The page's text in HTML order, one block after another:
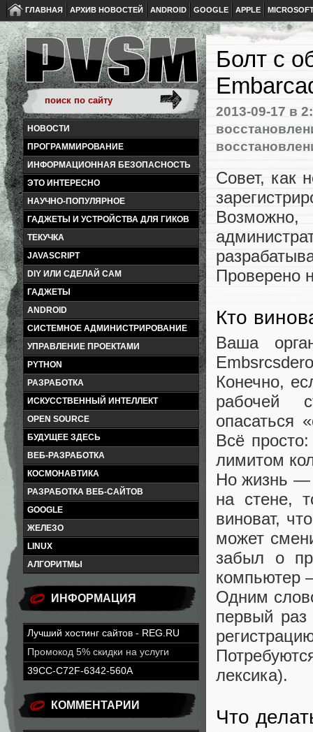
ГЛАВНАЯ АРХИВ НОВОСТЕЙ ANDROID GOOGLE APPLE
НОВОСТИ
ПРОГРАММИРОВАНИЕ
ИНФОРМАЦИОННАЯ БЕЗОПАСНОСТЬ
ЭТО ИНТЕРЕСНО
НАУЧНО-ПОПУЛЯРНОЕ
ГАДЖЕТЫ И УСТРОЙСТВА ДЛЯ ГИКОВ
ТЕКУЧКА
JAVASCRIPT
DIY ИЛИ СДЕЛАЙ САМ
ГАДЖЕТЫ
ANDROID
СИСТЕМНОЕ АДМИНИСТРИРОВАНИЕ
УПРАВЛЕНИЕ ПРОЕКТАМИ
PYTHON
РАЗРАБОТКА
ИСКУССТВЕННЫЙ ИНТЕЛЛЕКТ
OPEN SOURCE
БУДУЩЕЕ ЗДЕСЬ
ВЕБ-РАЗРАБОТКА
КОСМОНАВТИКА
РАЗРАБОТКА ВЕБ-САЙТОВ
GOOGLE
ЖЕЛЕЗО
LINUX
АЛГОРИТМЫ
ИНФОРМАЦИЯ
Лучший хостинг сайтов - REG.RU
Промокод 5% скидки на услуги
39CC-C72F-6342-560A
КОММЕНТАРИИ
Болт с
2013-09-17 в
Совет, как
Проверено
Кто
Ваша
Конечно,
рабочей
опасаться
Всё
лимитом
Но жизнь —
на стене,
виноват,
может
забыл о
компьютер
Одним
первый раз
лексика).
Что